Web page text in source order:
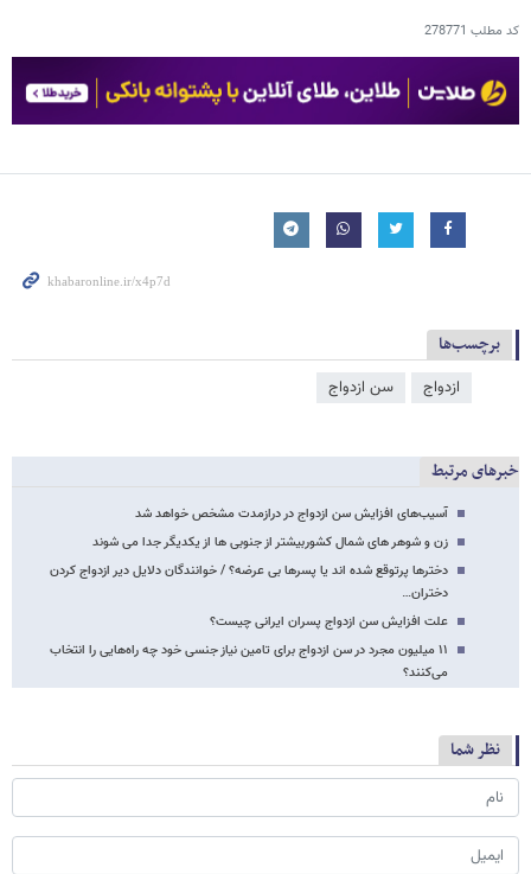
کد مطلب 278771
برچسب‌ها
ازدواج سن ازدواج
خبرهای مرتبط
آسیب‌های افزایش سن ازدواج در درازمدت مشخص خواهد شد
زن و شوهر های شمال کشوربیشتر از جنوبی ها از یکدیگر جدا می شوند
دخترها پرتوقع شده اند یا پسرها بی عرضه؟ / خوانندگان دلایل دیر ازدواج کردن
دختران…
علت افزایش سن ازدواج پسران ایرانی چیست؟
۱۱ میلیون مجرد در سن ازدواج برای تامین نیاز جنسی خود چه راه‌هایی را انتخاب
می‌کنند؟
نظر شما